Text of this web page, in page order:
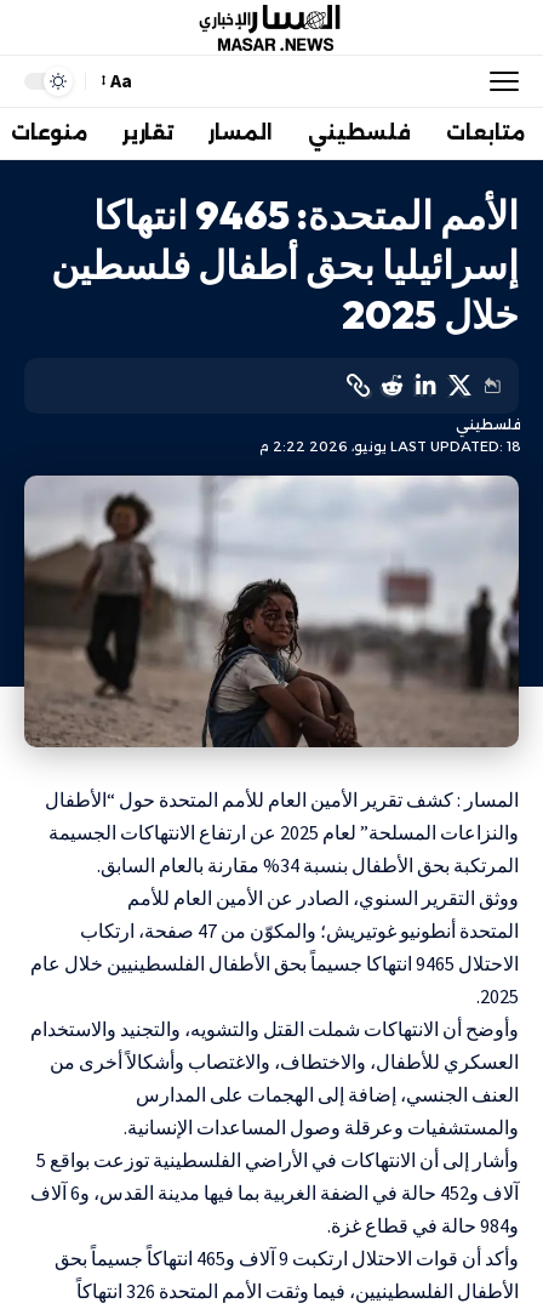
Aa
متابعات فلسطيني المسار تقارير منوعات
الأمم المتحدة: 9465 انتهاكا
إسرائيليا بحق أطفال فلسطين
خلال 2025
LAST UPDATED: 18 يونيو، 2026 2:22 م
فلسطيني
المسار : كشف تقرير الأمين العام للأمم المتحدة حول “الأطفال
والنزاعات المسلحة” لعام 2025 عن ارتفاع الانتهاكات الجسيمة
المرتكبة بحق الأطفال بنسبة 34% مقارنة بالعام السابق.
ووثق التقرير السنوي، الصادر عن الأمين العام للأمم
المتحدة
أنطونيو غوتيريش؛ والمكوّن من 47 صفحة، ارتكاب
الاحتلال 9465 انتهاكا جسيماً بحق الأطفال الفلسطينيين خلال عام
2025.
وأوضح أن الانتهاكات شملت القتل والتشويه، والتجنيد والاستخدام
العسكري للأطفال، والاختطاف، والاغتصاب وأشكالاً أخرى من
العنف الجنسي، إضافة إلى الهجمات على المدارس
والمستشفيات وعرقلة وصول المساعدات الإنسانية.
وأشار إلى أن الانتهاكات في الأراضي الفلسطينية توزعت بواقع 5
آلاف و452 حالة في الضفة الغربية بما فيها مدينة القدس، و6 آلاف
و984 حالة في قطاع غزة.
وأكد أن قوات الاحتلال ارتكبت 9 آلاف و465 انتهاكاً جسيماً بحق
الأطفال الفلسطينيين، فيما وثقت الأمم المتحدة 326 انتهاكاً